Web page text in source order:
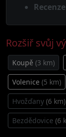
Recenze
Rozšiř svůj
Koupě (3 km)
Volenice (5 km)
Hvožďany (6 km)
Bezdědovice (6